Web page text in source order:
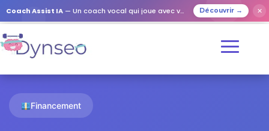
Coach Assist IA — Un coach vocal qui joue avec vos proches Découvrir → ✕
Financement